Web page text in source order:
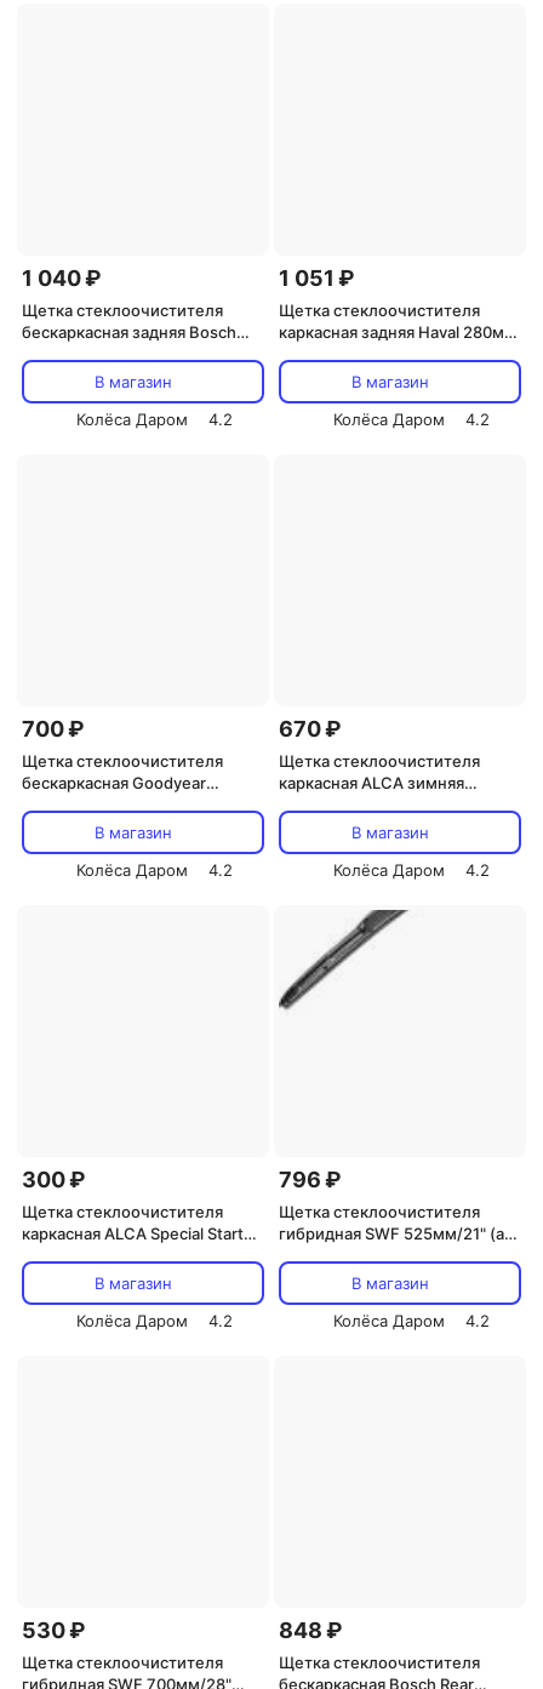
1 040 ₽
Щетка стеклоочистителя
бескаркасная задняя Bosch
В магазин
Колёса Даром
4.2
1 051 ₽
Щетка стеклоочистителя
каркасная задняя Haval 280мм
В магазин
Колёса Даром
4.2
700 ₽
Щетка стеклоочистителя
бескаркасная Goodyear
В магазин
Колёса Даром
4.2
670 ₽
Щетка стеклоочистителя
каркасная ALCA зимняя
В магазин
Колёса Даром
4.2
300 ₽
Щетка стеклоочистителя
каркасная ALCA Special Start
В магазин
Колёса Даром
4.2
796 ₽
Щетка стеклоочистителя
гибридная SWF 525мм/21" (art.
В магазин
Колёса Даром
4.2
530 ₽
Щетка стеклоочистителя
гибридная SWF 700мм/28"
848 ₽
Щетка стеклоочистителя
бескаркасная Bosch Rear